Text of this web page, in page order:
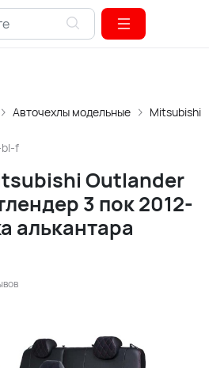
Авточехлы модельные Mitsubishi
f
Outlander
3 пок 2012-
алькантара